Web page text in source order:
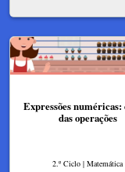
Expressões
das operações
2.º Ciclo | Matemática